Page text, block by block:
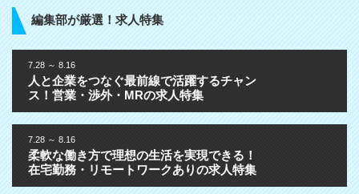
編集部が厳選！求人特集
7.28 ～ 8.16
人と企業をつなぐ最前線で活躍するチャン
ス！営業・渉外・MRの求人特集
7.28 ～ 8.16
柔軟な働き方で理想の生活を実現できる！
在宅勤務・リモートワークありの求人特集